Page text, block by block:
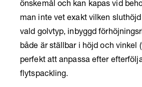
önskemål och kan kapas vid
man inte vet exakt vilken
vald golvtyp, inbyggd
både är ställbar i höjd och vinkel
perfekt att anpassa efter
flytspackling.